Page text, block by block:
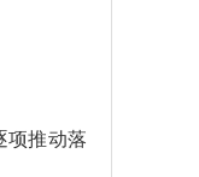
项推动落